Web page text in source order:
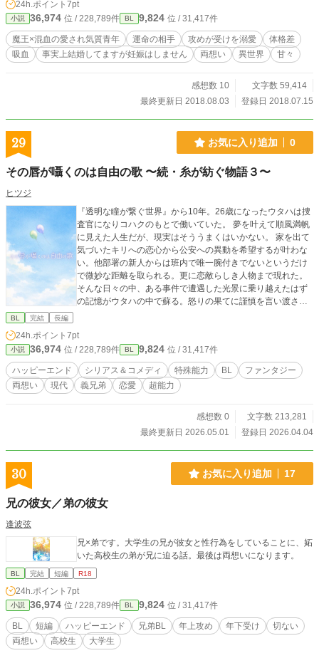
約17万文字、厚めの文庫本1冊分くらいです） ・攻→あら
ゆる能力に秀でた完璧な王。レイを溺愛するあまり時折暴
走。S気あり。 ・受→愛され気質の優しい青年。3つの種族
の血を宿した混血のため、複雑な立ち位置。 ★前作「虹の
月 貝殻の雲」を読んでくださった方、ありがとうございま
ストシーン直後から始まります。 心身ともに結ばれたレイと
魔王の二人が、王宮の一角に設けられた＜最果ての間＞から
緒に追いかけていただけますと、嬉しいです。 ★予告なしに
性描写が入ります。18歳未満の方はご注意ください。 ★誤字
ご指摘ください。
24h.ポイント 7pt
小説 36,974 位 / 228,789件 BL 9,824 位 / 31,417件
魔王×混血の愛され気質青年 運命の相手 攻めが受けを溺愛
体格差
吸血
事実上結婚してますが妊娠はしません 両想い 異世界 甘々
感想数 10
文字数 59,414
最終更新日 2018.08.03
登録日 2018.07.15
29 お気に入り追加 0
その唇が囁くのは自由の歌 〜続・糸が紡ぐ物語３〜
ヒツジ
『透明な瞳が繋ぐ世界』から10年。26歳になったウタハは捜
査官になりコハクのもとで働いていた。 夢を叶えて順風満帆
に見えた人生だが、現実はそううまくはいかない。 家を出て
気づいたキリへの恋心から公安への異動を希望するが叶わな
い。他部署の新人からは班内で唯一腕付きでないというだけ
で微妙な距離を取られる。更に恋敵らしき人物まで現れた。
そんな日々の中、ある事件で遭遇した光景に乗り越えたはず
の記憶がウタハの中で蘇る。怒りの果てに謹慎を言い渡され
過去からから逃れられないウタハ×自分の心の闇に巻き込みた
くないキリの、お互いを見つけるまでの物語 『熱を知らない
虎の手は』『透明な瞳が繋ぐ世界』という連作の続きになり
ます。 続編『空の箱に愛を育てて』アップしました。 ※直接
的な描写は手を握ったりキスしたりくらいです。 ただ手脚が
てきます。苦手な方はご注意ください。 表紙はAIイラストで
BL 完結 長編
24h.ポイント 7pt
小説 36,974 位 / 228,789件 BL 9,824 位 / 31,417件
ハッピーエンド シリアス＆コメディ 特殊能力 BL
ファンタジー
両想い
現代 義兄弟 恋愛 超能力
感想数 0
文字数 213,281
最終更新日 2026.05.01
登録日 2026.04.04
30 お気に入り追加 17
兄の彼女／弟の彼女
逢波弦
兄×弟です。大学生の兄が彼女と性行為をしていることに、妬
いた高校生の弟が兄に迫る話。最後は両想いになります。
BL 完結 短編 R18
24h.ポイント 7pt
小説 36,974 位 / 228,789件 BL 9,824 位 / 31,417件
BL 短編 ハッピーエンド 兄弟BL 年上攻め 年下受け
切ない
両想い
高校生 大学生